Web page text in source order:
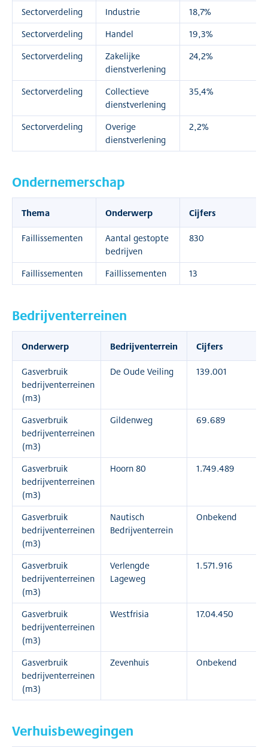
Sectorverdeling
Industrie
18,7%
Sectorverdeling
Handel
19,3%
Sectorverdeling
Zakelijke
dienstverlening
24,2%
Sectorverdeling
Collectieve
dienstverlening
35,4%
Sectorverdeling
Overige
dienstverlening
2,2%
Ondernemerschap
Thema Onderwerp Cijfers
Faillissementen
Aantal gestopte
bedrijven
830
Faillissementen Faillissementen 13
Bedrijventerreinen
Onderwerp Bedrijventerrein Cijfers
Gasverbruik
bedrijventerreinen
(m3)
De Oude Veiling 139.001
Gasverbruik
bedrijventerreinen
(m3)
Gildenweg 69.689
Gasverbruik
bedrijventerreinen
(m3)
Hoorn 80 1.749.489
Gasverbruik
bedrijventerreinen
(m3)
Nautisch
Bedrijventerrein
Onbekend
Gasverbruik
bedrijventerreinen
(m3)
Verlengde
Lageweg
1.571.916
Gasverbruik
bedrijventerreinen
(m3)
Westfrisia 17.04.450
Gasverbruik
bedrijventerreinen
(m3)
Zevenhuis Onbekend
Verhuisbewegingen